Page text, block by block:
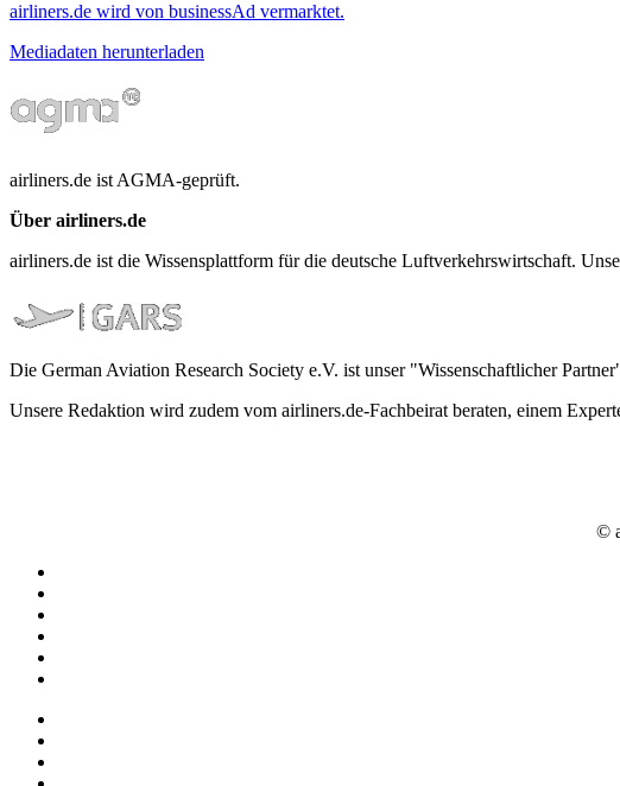
airliners.de wird von businessAd vermarktet.
Mediadaten herunterladen
airliners.de ist AGMA-geprüft.
Über airliners.de
airliners.de ist die Wissensplattform für die deutsche Luftverkehrswirtschaft.
Die German Aviation Research Society e.V. ist unser "Wissenschaftlicher
Unsere Redaktion wird zudem vom airliners.de-Fachbeirat beraten, einem
©